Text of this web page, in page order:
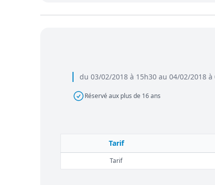
du 03/02/2018 à 15h30 au 04/02/2018 à
Réservé aux plus de 16 ans
Tarif
Tarif